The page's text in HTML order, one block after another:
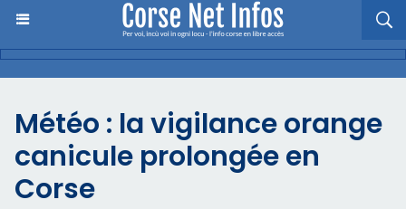
Météo : la vigilance orange
canicule prolongée en
Corse